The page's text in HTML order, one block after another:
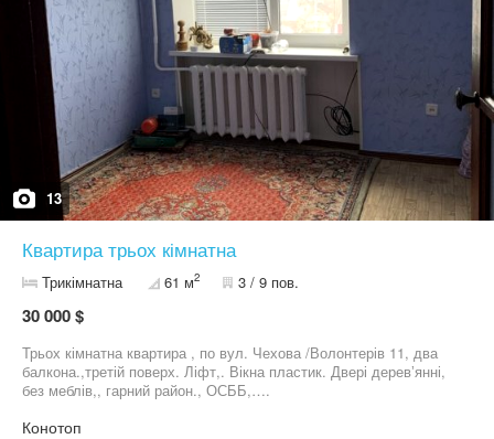
13
Квартира трьох кімнатна
Трикімнатна 61 м2 3 / 9 пов.
30 000 $
Трьох кімнатна квартира , по вул. Чехова /Волонтерів 11, два
балкона.,третій поверх. Ліфт,. Вікна пластик. Двері деревʼянні,
без меблів,, гарний район., ОСББ,….
Конотоп